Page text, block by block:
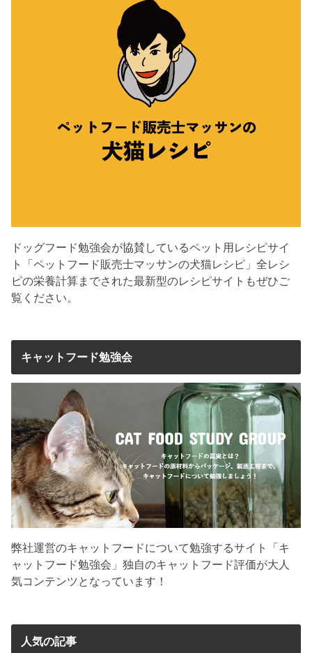
ドッグフード勉強会が協賛しているペット用レシピサイ
ト「ペットフード販売士マッサンの犬猫レシピ」全レシ
ピの栄養計算までされた最新型のレシピサイトもぜひご
覧ください。
キャットフード勉強会
弊社運営のキャットフードについて勉強するサイト「キ
ャットフード勉強会」独自のキャットフード評価が大人
気コンテンツとなっています！
人気の記事